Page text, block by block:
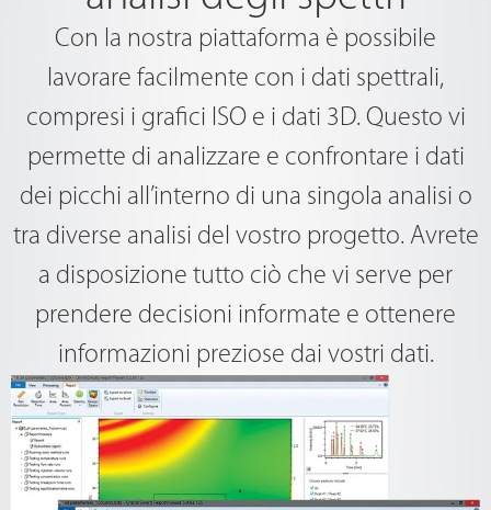
Con la nostra piattaforma è possibile
lavorare facilmente con i dati spettrali,
compresi i grafici ISO e i dati 3D. Questo vi
permette di analizzare e confrontare i dati
dei picchi all’interno di una singola analisi o
tra diverse analisi del vostro progetto. Avrete
a disposizione tutto ciò che vi serve per
prendere decisioni informate e ottenere
informazioni preziose dai vostri dati.